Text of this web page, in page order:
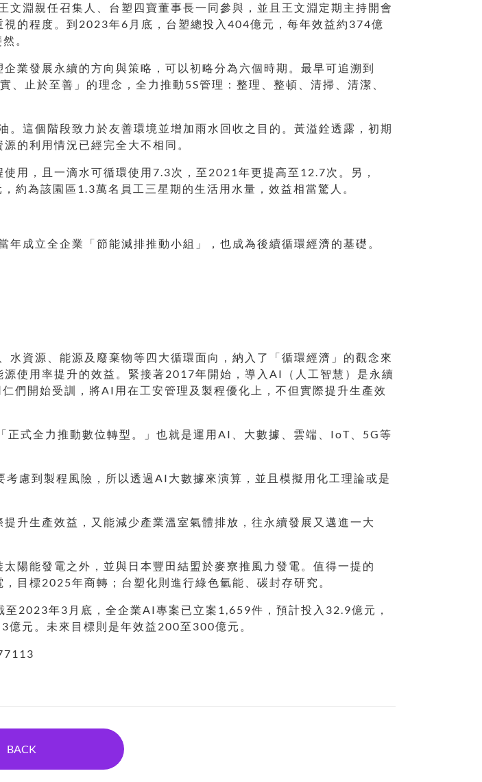
淵親任召集人、台塑四寶董事長一同參與，並且王文淵定期主持開會
的程度。到2023年6月底，台塑總投入404億元，每年效益約374億
。
業發展永續的方向與策略，可以初略分為六個時期。最早可追溯到
止於至善」的理念，全力推動5S管理：整理、整頓、清掃、清潔、
這個階段致力於友善環境並增加雨水回收之目的。黃溢銓透露，初期
的利用情況已經完全大不相同。
用，且一滴水可循環使用7.3次，至2021年更提高至12.7次。另，
為該園區1.3萬名員工三星期的生活用水量，效益相當驚人。
成立全企業「節能減排推動小組」，也成為後續循環經濟的基礎。
資源、能源及廢棄物等四大循環面向，納入了「循環經濟」的觀念來
使用率提升的效益。緊接著2017年開始，導入AI（人工智慧）是永續
們開始受訓，將AI用在工安管理及製程優化上，不但實際提升生產效
式全力推動數位轉型。」也就是運用AI、大數據、雲端、IoT、5G等
慮到製程風險，所以透過AI大數據來演算，並且模擬用化工理論或是
升生產效益，又能減少產業溫室氣體排放，往永續發展又邁進一大
陽能發電之外，並與日本豐田結盟於麥寮推風力發電。值得一提的
目標2025年商轉；台塑化則進行綠色氫能、碳封存研究。
2023年3月底，全企業AI專案已立案1,659件，預計投入32.9億元，
元。未來目標則是年效益200至300億元。
BACK